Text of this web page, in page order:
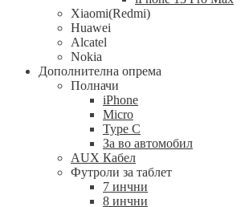
Xiaomi(Redmi)
Huawei
Alcatel
Nokia
Дополнителна опрема
Полначи
iPhone
Micro
Type C
За во автомобил
AUX Кабел
Футроли за таблет
7 инчни
8 инчни